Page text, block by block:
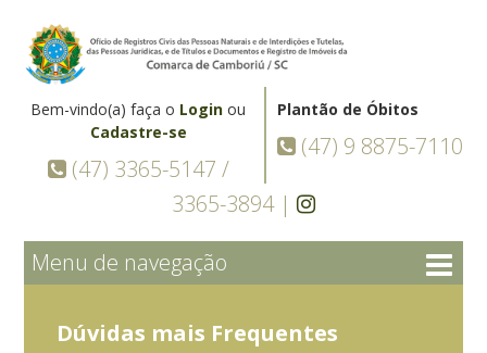
Plantão de Óbitos
(47) 9 8875-7110
Bem-vindo(a) faça o Login ou
Cadastre-se
(47) 3365-5147 /
3365-3894 |
Menu de navegação
Dúvidas mais Frequentes